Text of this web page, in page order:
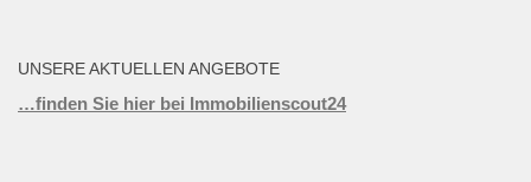
UNSERE AKTUELLEN ANGEBOTE
…finden Sie hier bei Immobilienscout24